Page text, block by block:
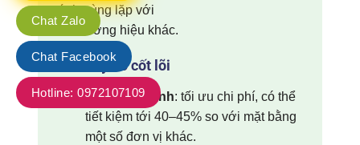
Chat Zalo
Chat Facebook
Hotline: 0972107109
tránh trùng lặp với
các thương hiệu khác.
11.3. 5 lý do cốt lõi
Giá cạnh tranh: tối ưu chi phí, có thể
tiết kiệm tới 40–45% so với mặt bằng
một số đơn vị khác.